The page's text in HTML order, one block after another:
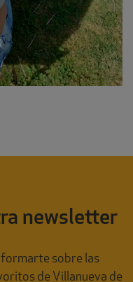
newsletter
sobre las
de Villanueva de